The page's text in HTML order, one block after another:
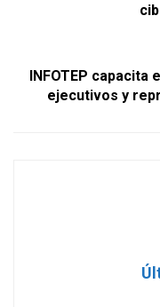
INFOTEP capacita
ejecutivos y